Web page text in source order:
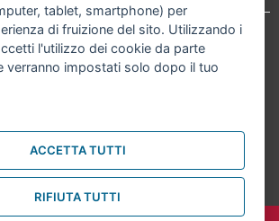
dei valori
dei dati personali
Tutti i diritti riservati.
tablet, smartphone) per
di fruizione del sito. Utilizzando i
l'utilizzo dei cookie da parte
verranno impostati solo dopo il tuo
ACCETTA TUTTI
RIFIUTA TUTTI